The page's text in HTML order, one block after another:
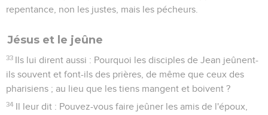
repentance, non les justes, mais les pécheurs.
Jésus et le jeûne
33 Ils lui dirent aussi : Pourquoi les disciples de Jean jeûnent-
ils souvent et font-ils des prières, de même que ceux des
pharisiens ; au lieu que les tiens mangent et boivent ?
34 Il leur dit : Pouvez-vous faire jeûner les amis de l'époux,